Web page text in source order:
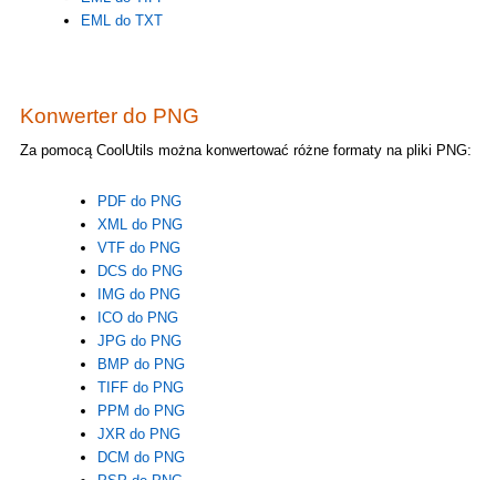
EML do TXT
Konwerter do PNG
Za pomocą CoolUtils można konwertować różne formaty na pliki PNG:
PDF do PNG
XML do PNG
VTF do PNG
DCS do PNG
IMG do PNG
ICO do PNG
JPG do PNG
BMP do PNG
TIFF do PNG
PPM do PNG
JXR do PNG
DCM do PNG